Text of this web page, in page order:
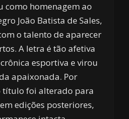
como homenagem ao
João Batista de Sales,
o talento de aparecer
A letra é tão afetiva
esportiva e virou
apaixonada. Por
título foi alterado para
edições posteriores,